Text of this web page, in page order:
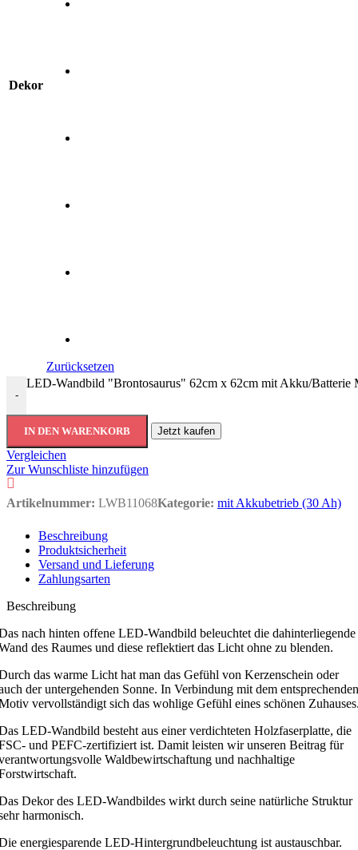
Dekor
Zurücksetzen
-
LED-Wandbild "Brontosaurus" 62cm x 62cm mit Akku/Batterie
IN DEN WARENKORB Jetzt kaufen
Vergleichen
Zur Wunschliste hinzufügen
Artikelnummer: LWB11068Kategorie: mit Akkubetrieb (30 Ah)
Beschreibung
Produktsicherheit
Versand und Lieferung
Zahlungsarten
Beschreibung
nach hinten offene LED-Wandbild beleuchtet die dahinterliegende
des Raumes und diese reflektiert das Licht ohne zu blenden.
das warme Licht hat man das Gefühl von Kerzenschein oder
der untergehenden Sonne. In Verbindung mit dem entsprechenden
vervollständigt sich das wohlige Gefühl eines schönen
LED-Wandbild besteht aus einer verdichteten Holzfaserplatte, die
und PEFC-zertifiziert ist. Damit leisten wir unseren Beitrag für
Waldbewirtschaftung und nachhaltige
Dekor des LED-Wandbildes wirkt durch seine natürliche Struktur
harmonisch.
energiesparende LED-Hintergrundbeleuchtung ist austauschbar.